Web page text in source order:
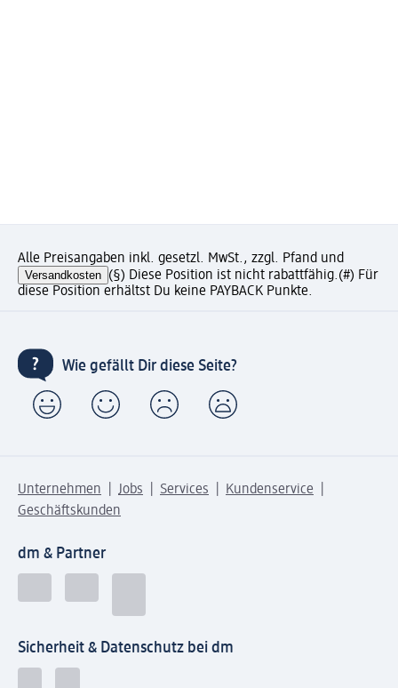
Alle Preisangaben inkl. gesetzl. MwSt., zzgl. Pfand und
Versandkosten (§) Diese Position ist nicht rabattfähig.(#) Für
diese Position erhältst Du keine PAYBACK Punkte.
Wie gefällt Dir diese Seite?
Unternehmen Jobs Services
Kundenservice
Geschäftskunden
dm & Partner
Sicherheit & Datenschutz bei dm